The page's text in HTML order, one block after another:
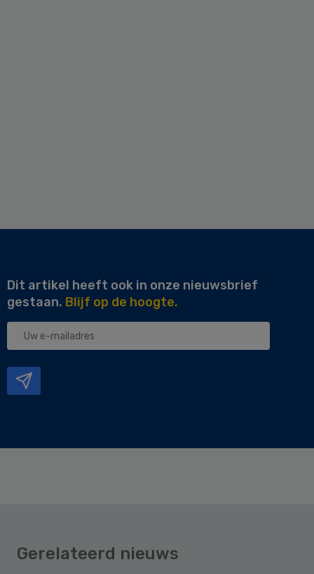
Dit artikel heeft ook in onze nieuwsbrief
gestaan. Blijf op de hoogte.
Uw
Gerelateerd nieuws